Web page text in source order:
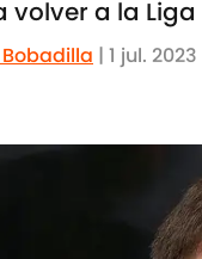
a la Liga
| 1 jul. 2023